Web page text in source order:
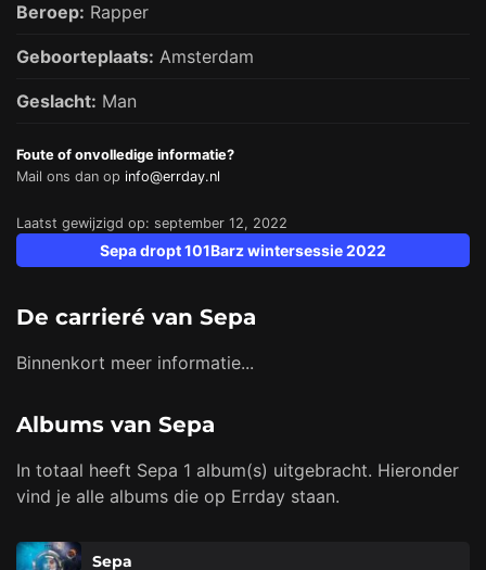
Beroep: Rapper
Geboorteplaats: Amsterdam
Geslacht: Man
Foute of onvolledige informatie?
Mail ons dan op info@errday.nl
Laatst gewijzigd op: september 12, 2022
Sepa dropt 101Barz wintersessie 2022
De carrieré van Sepa
Binnenkort meer informatie...
Albums van Sepa
In totaal heeft Sepa 1 album(s) uitgebracht. Hieronder
vind je alle albums die op Errday staan.
Sepa